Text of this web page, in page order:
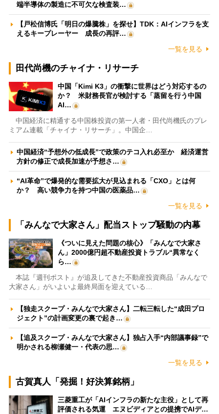
端半導体の製造に不可欠な検査装…
【戸松信博氏「明日の爆騰株」を探せ】TDK：AIインフラを支
えるキープレーヤー 成長の再評…
一覧を見る
田代尚機のチャイナ・リサーチ
中国「Kimi K3」の衝撃に世界はどう対応するの
か？ 米財務長官が検討する「蒸留を行う中国
AI…
中国経済に精通する中国株投資の第一人者・田代尚機氏のプレ
ミアム連載「チャイナ・リサーチ」。中国企…
中国経済“予想外の低成長”で政策のテコ入れ必至か 経済運営
方針の修正で成長加速が予想さ…
“AI革命”で爆発的な需要拡大が見込まれる「CXO」とは何
か？ 高い競争力を持つ中国の医薬品…
一覧を見る
「みんなで大家さん」配当ストップ騒動の内幕
《ついに見えた問題の核心》「みんなで大家さ
ん」2000億円超不動産投資トラブル“異常なく
ら…
本誌『週刊ポスト』が追及してきた不動産投資商品「みんなで
大家さん」がいよいよ最終局面を迎えている…
【独走スクープ・みんなで大家さん】二転三転した“成田プロ
ジェクト”の計画変更の裏で起き…
【追及スクープ・みんなで大家さん】独占入手“内部議事録”で
明かされる柳瀬健一・代表の思…
一覧を見る
古賀真人「発掘！好決算銘柄」
三菱重工が「AIインフラの新たな主役」として再
評価される気運 エヌビディアとの提携でAIデ…